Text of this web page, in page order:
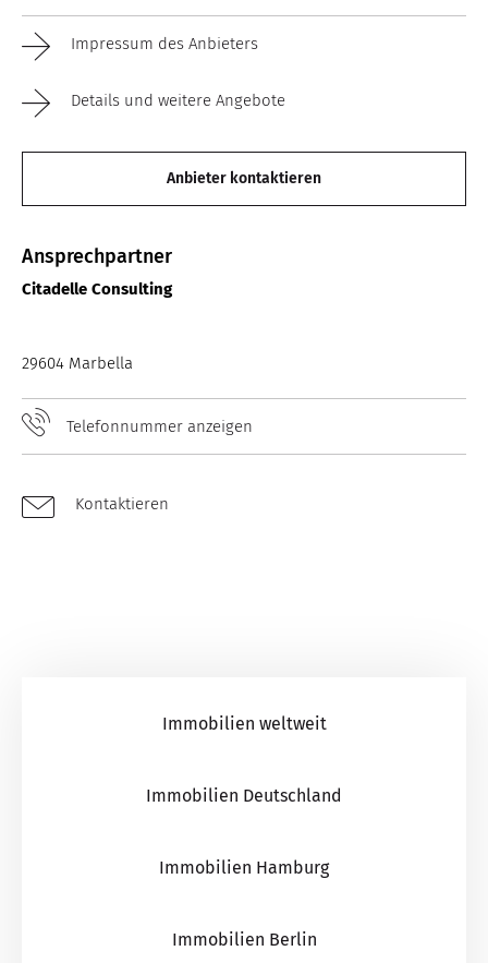
Impressum des Anbieters
Details und weitere Angebote
Anbieter kontaktieren
Ansprechpartner
Citadelle Consulting
29604 Marbella
Telefonnummer anzeigen
Kontaktieren
Immobilien weltweit
Immobilien Deutschland
Immobilien Hamburg
Immobilien Berlin